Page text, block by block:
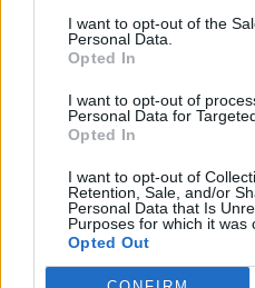
I want to opt-out of the
Personal Data.
Opted In
I want to opt-out of
Personal Data for
Opted In
I want to opt-out of
Retention, Sale, and/or
Personal Data that Is
Purposes for which it was
Opted Out
Nufilmavo, kaip patvino
vaizdas pribloškia
Žinios Lietuvos diena
K. Prunskienės brolis
prieš mirtį: „Tai buvo
ženklas“